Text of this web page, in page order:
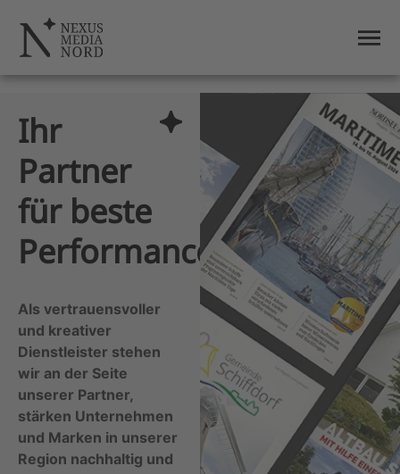
Ihr
Partner
für beste
Performance
Als vertrauensvoller
und kreativer
Dienstleister stehen
wir an der Seite
unserer Partner,
stärken Unternehmen
und Marken in unserer
Region nachhaltig und